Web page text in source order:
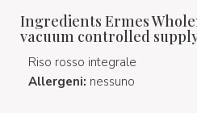
Ingredients Ermes
vacuum controlled
Riso rosso integrale
Allergeni: nessuno